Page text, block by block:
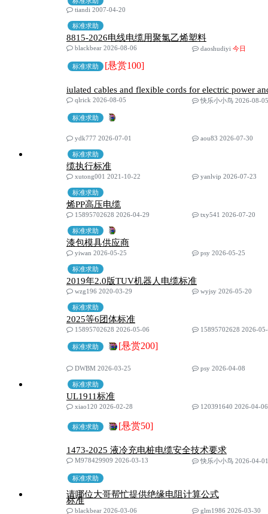
tiandi 2007-04-20
标准求助
8815-2026电线电缆用聚氯乙烯塑料
blackbear 2026-08-06
daoshudiyi 今日
标准求助 [悬赏100]
iulated cables and flexible cords for electric power
qlrick 2026-08-05
快乐小小鸟 2026-08-05
标准求助
ydk777 2026-07-01 aou83 2026-07-30
标准求助
缆执行标准
xutong001 2021-10-22
yanlvip 2026-07-23
标准求助
烯PP高压电缆
15895702628 2026-04-29
txy541 2026-07-20
标准求助
漆包模具供应商
yiwan 2026-05-25
psy 2026-05-25
标准求助
2019年2.0版TUV机器人电缆标准
wzg196 2020-03-29
wyjsy 2026-05-20
标准求助
2025等6团体标准
15895702628 2026-05-06
15895702628 2026-
标准求助 [悬赏200]
DWBM 2026-03-25 psy 2026-04-08
标准求助
UL1911标准
xiao120 2026-02-28
120391640 2026-04-06
标准求助 [悬赏50]
1473-2025 液冷充电桩电缆安全技术要求
M978429909 2026-03-13
快乐小小鸟 2026-04-01
标准求助
标准
blackbear 2026-03-06
glm1986 2026-03-30
请哪位大哥帮忙提供绝缘电阻计算公式